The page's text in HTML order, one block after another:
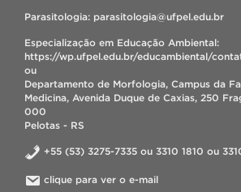
Parasitologia: parasitologia@ufpel.edu.br
Especialização em Educação Ambiental:
https://wp.ufpel.edu.br/educambiental/
ou
Departamento de Morfologia, Campus da
Medicina, Avenida Duque de Caxias, 250
000
Pelotas - RS
+55 (53) 3275-7335 ou 3310 1810 ou
clique para ver o e-mail